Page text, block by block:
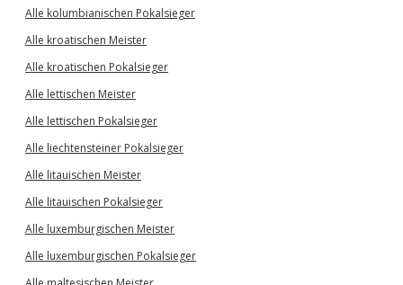
Alle kolumbianischen Pokalsieger
Alle kroatischen Meister
Alle kroatischen Pokalsieger
Alle lettischen Meister
Alle lettischen Pokalsieger
Alle liechtensteiner Pokalsieger
Alle litauischen Meister
Alle litauischen Pokalsieger
Alle luxemburgischen Meister
Alle luxemburgischen Pokalsieger